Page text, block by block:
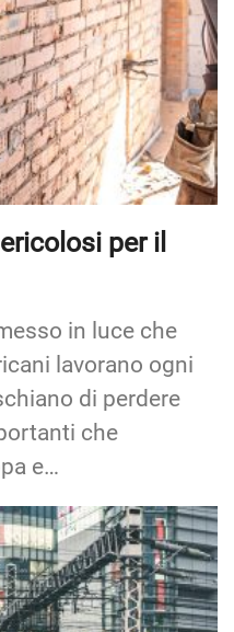
per il
in luce che
lavorano ogni
di perdere
che
e…